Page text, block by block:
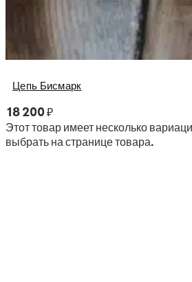
Цепь Бисмарк
18 200₽
Этот товар имеет несколько
выбрать на странице товара.